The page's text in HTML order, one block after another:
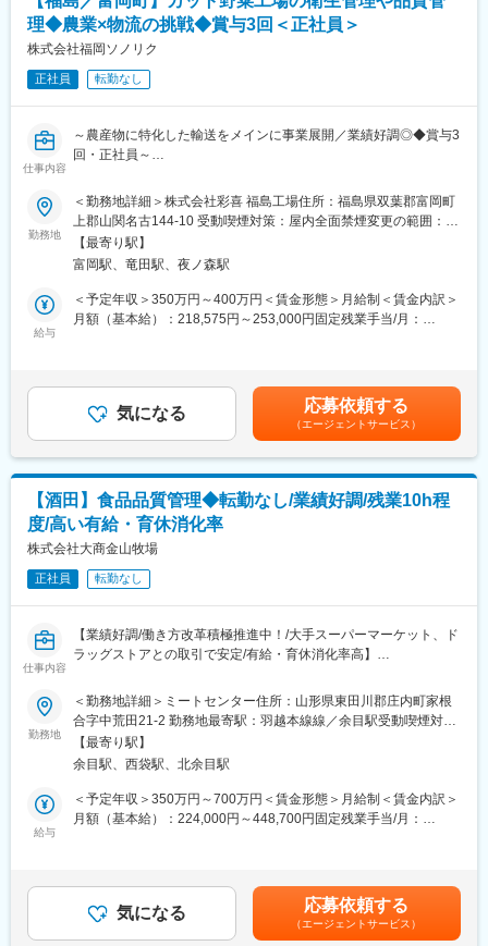
通りに動くという事ではなく、主体的に行動し、日々改善を図り
ます。あえて全自動化しない独自の調合技術により、様々な商品
の製造が可能です。技術に裏付けされた多品種少量生産を実現
技術を用意しています。
当社は「コーヒー牛乳」を世に生み出した会社で、セブンプレミ
アムの商品にも携わっています。当社の製品は、中国や台湾をは
域へも今後販路を拡大する予定です。多種多様な商品を扱ってお
り、生クリーム、バター等の乳製品、ストレートコーヒー等の清
涼飲料まで揃っています。今では大手外食チェーン企業に杏仁豆
腐も提供しています。これからも安心安全でありながら、独特の
変更の範囲：会社の定める業務
理◆農業×物流の挑戦◆賞与3回＜正社員＞
株式会社福岡ソノリク
正社員 転勤なし
仕事内容
～農産物に特化した輸送をメインに事業展開／業績好調◎◆賞与3
回・正社員～
■募集背景：
この度、福島県が実施する「福島県高付加価値産地展開支援事
業」の中で、弊社子会社である（株）彩喜の加工場が事業者とし
て採択され、福島県富岡町にカット野菜と冷凍野菜を製造する工
場を新設しました。
その工場内での衛生管理や品質管理をお任せいたします。
※株式会社彩喜へ在籍出向していただきます。
■業務詳細：
・工場内の衛生状態のチェックや改善提案
■出向先について：
・企業名：株式会社彩喜
・事業内容：青果物を中心とした生鮮食品・加工食品・保存食品
・勤務地： 福島工場：福島県双葉郡富岡町上郡山関名古144-10
当社は、「お届けします、新鮮野菜」というミッションのもと、
農作物物流に特化したリーディングカンパニーです。保管技術で
ない優位性を持ち、創業から30年でグループ売上高120億円規模
まで成長しました。地方、農業、物流、海外展開など、日本の農
作物の課題に対し、業界をリードしながら積極的に取り組んでい
ます。
変更の範囲：会社の定める業務
勤務地
＜勤務地詳細＞株式会社彩喜 福島工場住所：福島県双葉郡富岡町
上郡山関名古144-10 受動喫煙対策：屋内全面禁煙変更の範囲：会
社の定める事業所
【最寄り駅】
富岡駅、竜田駅、夜ノ森駅
給与
＜予定年収＞350万円～400万円＜賃金形態＞月給制＜賃金内訳＞
月額（基本給）：218,575円～253,000円固定残業手当/月：
年収は賞与2か月分＋決算賞与含む。■昇給：年2回（1月、7月）■
賞与：年3回（夏、冬、決算期）賃金はあくまでも目安の金額であ
り、選考を通じて上下する可能性があります。月給(月額)は固定手
当を含めた表記です。
気になる 応募依頼する
（エージェントサービス）
【酒田】食品品質管理◆転勤なし/業績好調/残業10h程
度/高い有給・育休消化率
株式会社大商金山牧場
正社員 転勤なし
仕事内容
【業績好調/働き方改革積極推進中！/大手スーパーマーケット、ド
ラッグストアとの取引で安定/有給・育休消化率高】
■業務内容
[米の娘ぶた]のブランドを中心に展開している総合食肉会社にて、
品質保証・管理業務全般を担当していただきます。
■職務詳細
・食肉（豚肉・牛肉）および加工品の品質管理・品質保証業務
・各事業部・工場における衛生管理体制のチェックおよび指導
・品質マニュアルや基準類の策定、運用、改善活動
・その他、お客様からの品質に関する問い合わせ対応や行政対応
■働き方改革
勤務地
＜勤務地詳細＞ミートセンター住所：山形県東田川郡庄内町家根
合字中荒田21-2 勤務地最寄駅：羽越本線線／余目駅受動喫煙対
策：屋内全面禁煙変更の範囲：会社の定める事業所
【最寄り駅】
余目駅、西袋駅、北余目駅
給与
＜予定年収＞350万円～700万円＜賃金形態＞月給制＜賃金内訳＞
月額（基本給）：224,000円～448,700円固定残業手当/月：
賞与：・年2回 （7月・12月）・業績に応じて期末賞与も支給あ
り、1か月分（2月） (前年度実績：3回・3.60か月）■年収例係長
職相当：420～450万円賃金はあくまでも目安の金額であり、選考
気になる 応募依頼する
（エージェントサービス）